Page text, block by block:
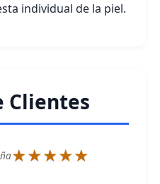
individual de la piel.
Clientes
★★★★★